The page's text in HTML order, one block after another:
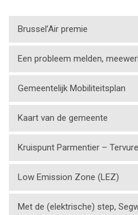
Brussel’Air premie
Een probleem melden,
Gemeentelijk Mobiliteitsplan
Kaart van de gemeente
Kruispunt Parmentier –
Low Emission Zone (LEZ)
Met de (elektrische) step,